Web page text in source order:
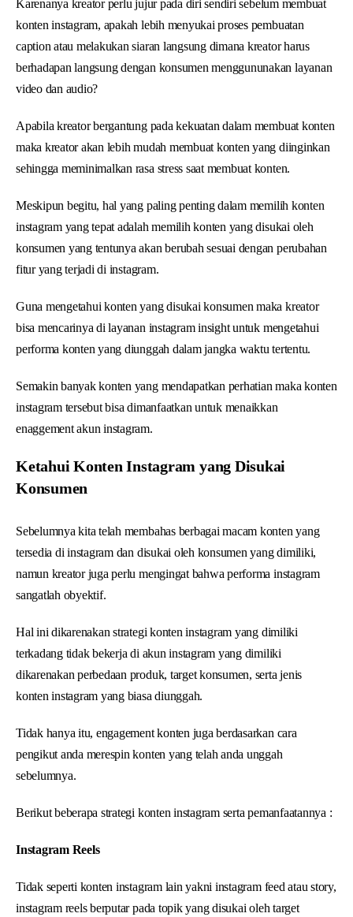
Karenanya kreator perlu jujur pada diri sendiri sebelum membuat
konten instagram, apakah lebih menyukai proses pembuatan
caption atau melakukan siaran langsung dimana kreator harus
berhadapan langsung dengan konsumen menggununakan layanan
video dan audio?
Apabila kreator bergantung pada kekuatan dalam membuat konten
maka kreator akan lebih mudah membuat konten yang diinginkan
sehingga meminimalkan rasa stress saat membuat konten.
Meskipun begitu, hal yang paling penting dalam memilih konten
instagram yang tepat adalah memilih konten yang disukai oleh
konsumen yang tentunya akan berubah sesuai dengan perubahan
fitur yang terjadi di instagram.
Guna mengetahui konten yang disukai konsumen maka kreator
bisa mencarinya di layanan instagram insight untuk mengetahui
performa konten yang diunggah dalam jangka waktu tertentu.
Semakin banyak konten yang mendapatkan perhatian maka konten
instagram tersebut bisa dimanfaatkan untuk menaikkan
enaggement akun instagram.
Ketahui Konten Instagram yang Disukai
Konsumen
Sebelumnya kita telah membahas berbagai macam konten yang
tersedia di instagram dan disukai oleh konsumen yang dimiliki,
namun kreator juga perlu mengingat bahwa performa instagram
sangatlah obyektif.
Hal ini dikarenakan strategi konten instagram yang dimiliki
terkadang tidak bekerja di akun instagram yang dimiliki
dikarenakan perbedaan produk, target konsumen, serta jenis
konten instagram yang biasa diunggah.
Tidak hanya itu, engagement konten juga berdasarkan cara
pengikut anda merespin konten yang telah anda unggah
sebelumnya.
Berikut beberapa strategi konten instagram serta pemanfaatannya :
Instagram Reels
Tidak seperti konten instagram lain yakni instagram feed atau story,
instagram reels berputar pada topik yang disukai oleh target